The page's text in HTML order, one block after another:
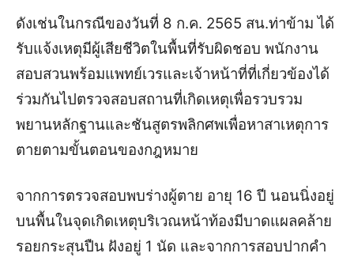
ดังเช่นในกรณีของวันที่ 8 ก.ค. 2565 สน.ท่าข้าม ได้
รับแจ้งเหตุมีผู้เสียชีวิตในพื้นที่รับผิดชอบ พนักงาน
สอบสวนพร้อมแพทย์เวรและเจ้าหน้าที่ที่เกี่ยวข้องได้
ร่วมกันไปตรวจสอบสถานที่เกิดเหตุเพื่อรวบรวม
พยานหลักฐานและชันสูตรพลิกศพเพื่อหาสาเหตุการ
ตายตามขั้นตอนของกฎหมาย
จากการตรวจสอบพบร่างผู้ตาย อายุ 16 ปี นอนนิ่งอยู่
บนพื้นในจุดเกิดเหตุบริเวณหน้าท้องมีบาดแผลคล้าย
รอยกระสุนปืน ฝังอยู่ 1 นัด และจากการสอบปากคำ